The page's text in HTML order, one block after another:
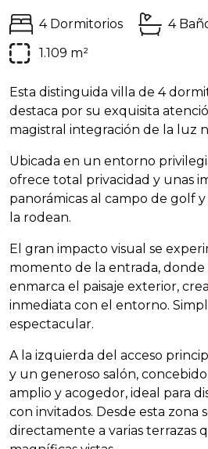
4 Dormitorios 4
1.109 m²
Esta distinguida villa de 4
destaca por su exquisita
magistral integración de la luz
Ubicada en un entorno
ofrece total privacidad y unas
panorámicas al campo de golf
la rodean.
El gran impacto visual se
momento de la entrada, donde
enmarca el paisaje exterior,
inmediata con el entorno.
espectacular.
A la izquierda del acceso
y un generoso salón,
amplio y acogedor, ideal para
con invitados. Desde esta zona
directamente a varias terrazas